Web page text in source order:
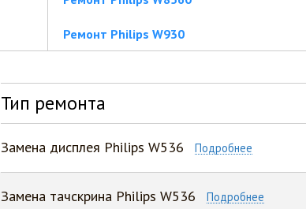
Ремонт Philips W930
Тип ремонта
Замена дисплея Philips W536 Подробнее
Замена тачскрина Philips W536 Подробнее